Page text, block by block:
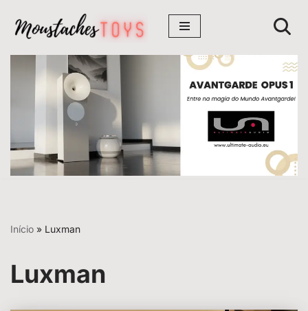
Avançar
para
conteúdo
Início » Luxman
Luxman